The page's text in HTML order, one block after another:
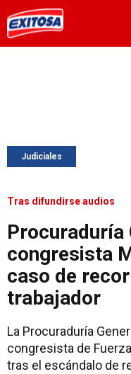
Judiciales
Tras difundirse audios
Procuraduría
congresista
caso de
trabajador
La Procuraduría
congresista de
tras el escándalo de